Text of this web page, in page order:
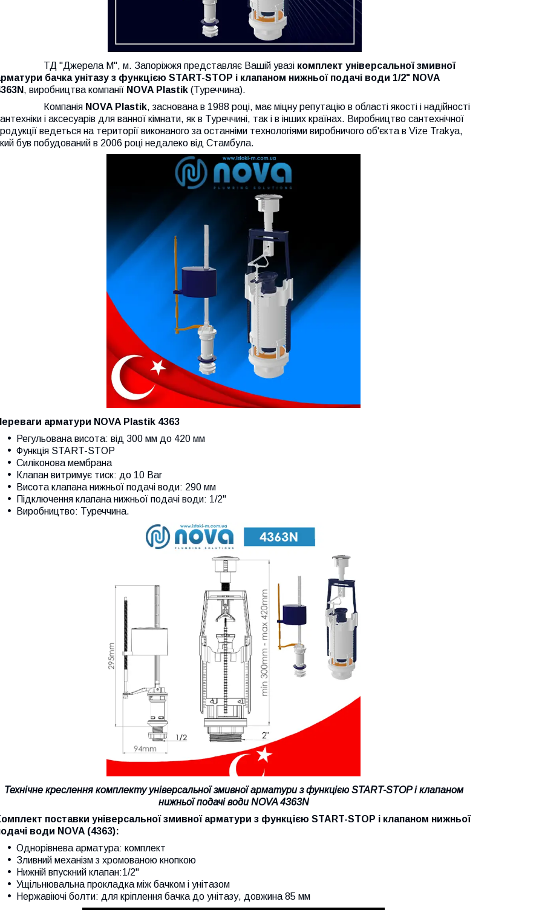
ТД "Джерела М", м. Запоріжжя представляє Вашій увазі комплект універсальної змивної
бачка унітазу з функцією START-STOP і клапаном нижньої подачі води 1/2" NOVA
, виробництва компанії NOVA Plastik (Туреччина).
Компанія NOVA Plastik, заснована в 1988 році, має міцну репутацію в області якості і надійності
і аксесуарів для ванної кімнати, як в Туреччині, так і в інших країнах. Виробництво сантехнічної
ведеться на території виконаного за останніми технологіями виробничого об'єкта в Vize Trakya,
був побудований в 2006 році недалеко від Стамбула.
арматури NOVA Plastik 4363
Регульована висота: від 300 мм до 420 мм
Функція START-STOP
Силіконова мембрана
Клапан витримує тиск: до 10 Bar
Висота клапана нижньої подачі води: 290 мм
Підключення клапана нижньої подачі води: 1/2"
Виробництво: Туреччина.
Технічне креслення комплекту універсальної змивної арматури з функцією START-STOP і клапаном
нижньої подачі води NOVA 4363N
поставки універсальної змивної арматури з функцією START-STOP і клапаном нижньої
води NOVA (4363):
Однорівнева арматура: комплект
Зливний механізм з хромованою кнопкою
Нижній впускний клапан:1/2"
Ущільнювальна прокладка між бачком і унітазом
Нержавіючі болти: для кріплення бачка до унітазу, довжина 85 мм